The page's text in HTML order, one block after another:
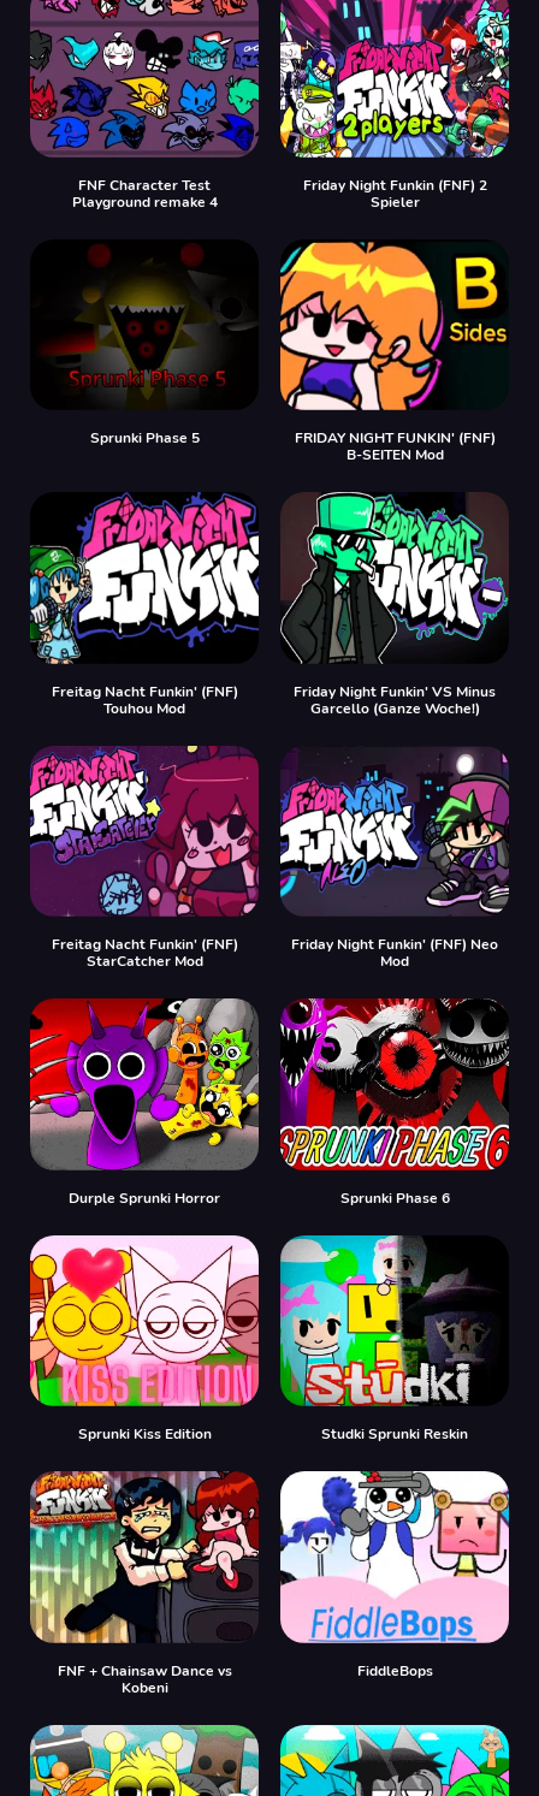
FNF Character Test
Playground remake 4
Friday Night Funkin (FNF) 2
Spieler
Sprunki Phase 5
FRIDAY NIGHT FUNKIN' (FNF)
B-SEITEN Mod
Freitag Nacht Funkin' (FNF)
Touhou Mod
Friday Night Funkin' VS Minus
Garcello (Ganze Woche!)
Freitag Nacht Funkin' (FNF)
StarCatcher Mod
Friday Night Funkin' (FNF) Neo
Mod
Durple Sprunki Horror Sprunki Phase 6
Sprunki Kiss Edition Studki Sprunki Reskin
FNF + Chainsaw Dance vs
Kobeni
FiddleBops